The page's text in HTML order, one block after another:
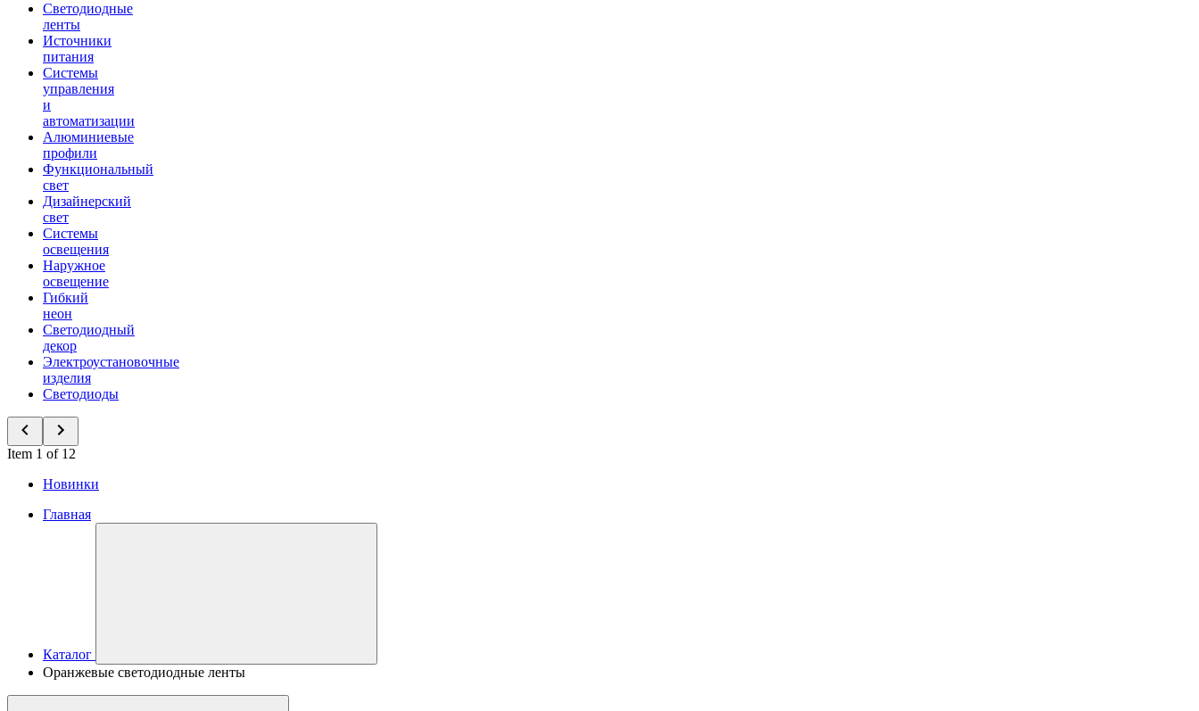
Светодиодные
ленты
Источники
питания
Системы
управления
и
автоматизации
Алюминиевые
профили
Функциональный
свет
Дизайнерский
свет
Системы
освещения
Наружное
освещение
Гибкий
неон
Светодиодный
декор
Электроустановочные
изделия
Светодиоды
Item 1 of 12
Новинки
Главная
Каталог
Оранжевые светодиодные ленты